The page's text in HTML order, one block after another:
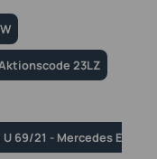
23LZ
69/21 - Mercedes E